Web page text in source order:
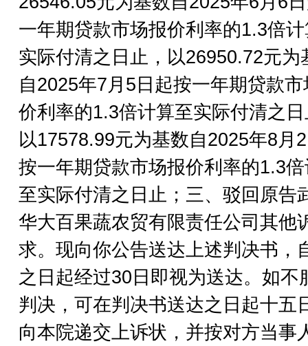
一年期贷款市场报价利率的1.3倍
实际付清之日止，以26950.72元为
自2025年7月5日起按一年期贷款市
价利率的1.3倍计算至实际付清之
以17578.99元为基数自2025年8月
按一年期贷款市场报价利率的1.3
至实际付清之日止；三、驳回原告
华大百果蔬农贸有限责任公司其他
求。现向你公告送达上述判决书，
之日起经过30日即视为送达。如不
判决，可在判决书送达之日起十五
向本院递交上诉状，并按对方当事